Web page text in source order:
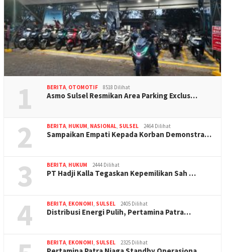
1 BERITA OTOMOTIF 8518 Dilihat
Asmo Sulsel Resmikan Area Parking Exclus…
2 BERITA HUKUM NASIONAL SULSEL 2464 Dilihat
Sampaikan Empati Kepada Korban Demonstra…
3 BERITA HUKUM 2444 Dilihat
PT Hadji Kalla Tegaskan Kepemilikan Sah …
4 BERITA EKONOMI SULSEL 2405 Dilihat
Distribusi Energi Pulih, Pertamina Patra…
BERITA EKONOMI SULSEL 2325 Dilihat